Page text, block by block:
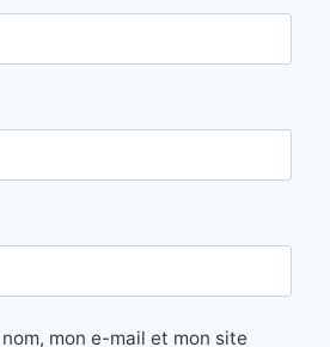
mon e-mail et mon site